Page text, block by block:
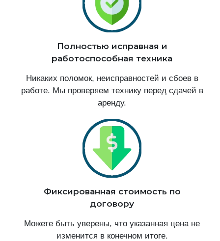
Полностью исправная и
работоспособная техника
Никаких поломок, неисправностей и сбоев в
работе. Мы проверяем технику перед сдачей в
аренду.
Фиксированная стоимость по
договору
Можете быть уверены, что указанная цена не
изменится в конечном итоге.